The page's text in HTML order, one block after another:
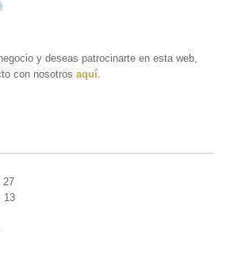
y deseas patrocinarte en esta web,
con nosotros aquí
27
13